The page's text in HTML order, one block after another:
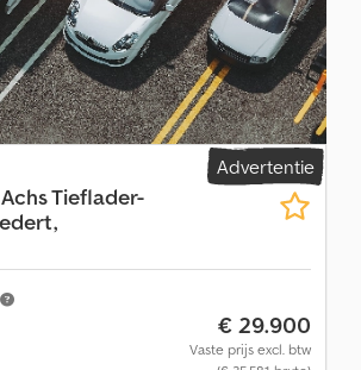
vergissingen en wijzigingen
Abgjck
Advertentie
Achs Tieflader-
€ 29.900
Vaste prijs excl. btw